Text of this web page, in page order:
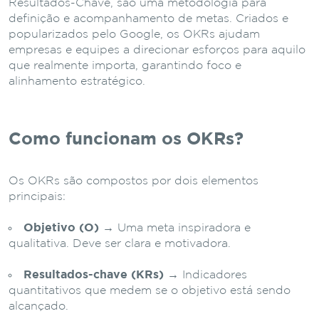
Resultados-Chave, são uma metodologia para
definição e acompanhamento de metas. Criados e
popularizados pelo Google, os OKRs ajudam
empresas e equipes a direcionar esforços para aquilo
que realmente importa, garantindo foco e
alinhamento estratégico.
Como funcionam os OKRs?
Os OKRs são compostos por dois elementos
principais:
Objetivo (O) → Uma meta inspiradora e
qualitativa. Deve ser clara e motivadora.
Resultados-chave (KRs) → Indicadores
quantitativos que medem se o objetivo está sendo
alcançado.